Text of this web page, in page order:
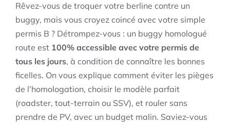
Rêvez-vous de troquer votre berline contre un
buggy, mais vous croyez coincé avec votre simple
permis B ? Détrompez-vous : un buggy homologué
route est 100% accessible avec votre permis de
tous les jours, à condition de connaître les bonnes
ficelles. On vous explique comment éviter les pièges
de l’homologation, choisir le modèle parfait
(roadster, tout-terrain ou SSV), et rouler sans
prendre de PV, avec un budget malin. Saviez-vous